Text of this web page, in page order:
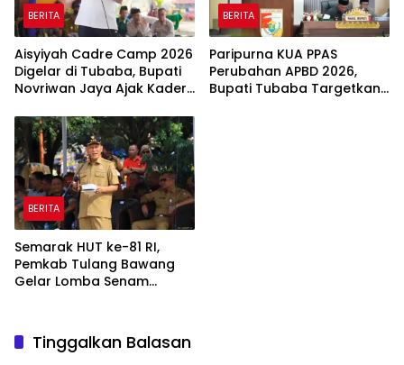
BERITA
Aisyiyah Cadre Camp 2026
Digelar di Tubaba, Bupati
Novriwan Jaya Ajak Kader
Pembangunan
BERITA
Paripurna KUA PPAS
Perubahan APBD 2026,
Bupati Tubaba Targetkan
BERITA
Semarak HUT ke-81 RI,
Pemkab Tulang Bawang
Gelar Lomba Senam
Tinggalkan Balasan